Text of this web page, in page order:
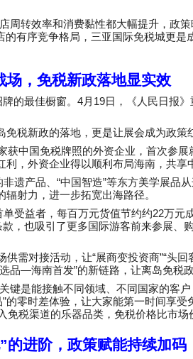
周转效率和消费黏性都大幅提升，政
的有序竞争格局，三亚国际免税城更是
场，免税新政落地显实效
的最佳橱窗。 4月 19日，《人民日报
免税新政的落地，更是让展会成为政策
获中国免税牌照的外资企业，首次参展
利，外资企业得以顺利布局海南，共享
遗产品、 “中国智造”等东方美学展品
射力，进一步拓宽出海路径。
单受益者，每百万元货值节约约22万元
款，也吸引了更多国际游客前来参展、
供需对接活动，让“展商变投资商”“头回
品—海南首发”的新链路，让离岛免税
键是能接触不同领域、不同国家的客
”的零时差体验，让大家能第一时间享受
免税渠道的乐器品类，免税价格比市场
”的进阶，政策赋能持续加码